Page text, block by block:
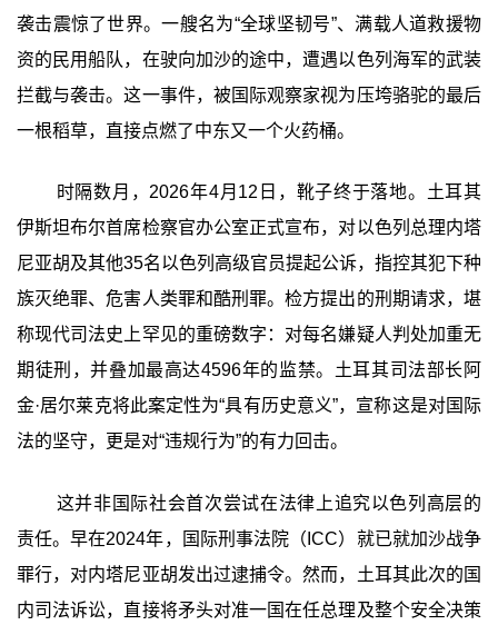
袭击震惊了世界。一艘名为“全球坚韧号”、满载人道救援物
资的民用船队，在驶向加沙的途中，遭遇以色列海军的武装
拦截与袭击。这一事件，被国际观察家视为压垮骆驼的最后
一根稻草，直接点燃了中东又一个火药桶。
时隔数月，2026年4月12日，靴子终于落地。土耳其
伊斯坦布尔首席检察官办公室正式宣布，对以色列总理内塔
尼亚胡及其他35名以色列高级官员提起公诉，指控其犯下种
族灭绝罪、危害人类罪和酷刑罪。检方提出的刑期请求，堪
称现代司法史上罕见的重磅数字：对每名嫌疑人判处加重无
期徒刑，并叠加最高达4596年的监禁。土耳其司法部长阿
金·居尔莱克将此案定性为“具有历史意义”，宣称这是对国际
法的坚守，更是对“违规行为”的有力回击。
这并非国际社会首次尝试在法律上追究以色列高层的
责任。早在2024年，国际刑事法院（ICC）就已就加沙战争
罪行，对内塔尼亚胡发出过逮捕令。然而，土耳其此次的国
内司法诉讼，直接将矛头对准一国在任总理及整个安全决策